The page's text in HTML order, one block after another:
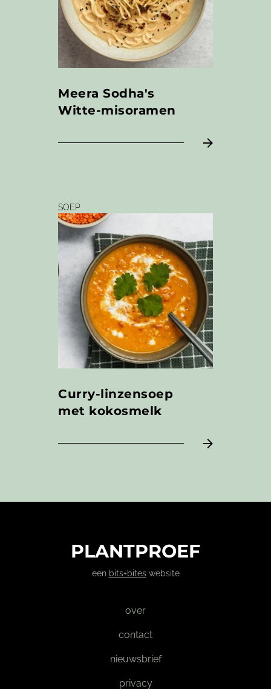
Meera Sodha's
Witte-misoramen
SOEP
Curry-linzensoep
met kokosmelk
PLANTPROEF
een bits+biteswebsite
over
contact
nieuwsbrief
privacy